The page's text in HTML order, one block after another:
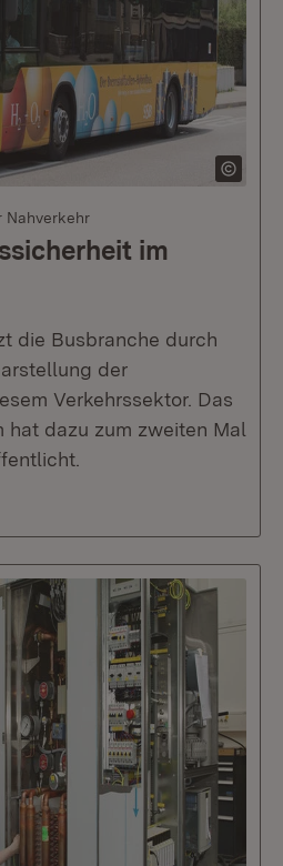
Nahverkehr
im
die Busbranche durch
der
Verkehrssektor. Das
hat dazu zum zweiten Mal